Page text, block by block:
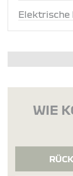
Elektrische
WIE